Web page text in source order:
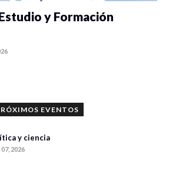
y Formación
EVENTOS
y ciencia
2026